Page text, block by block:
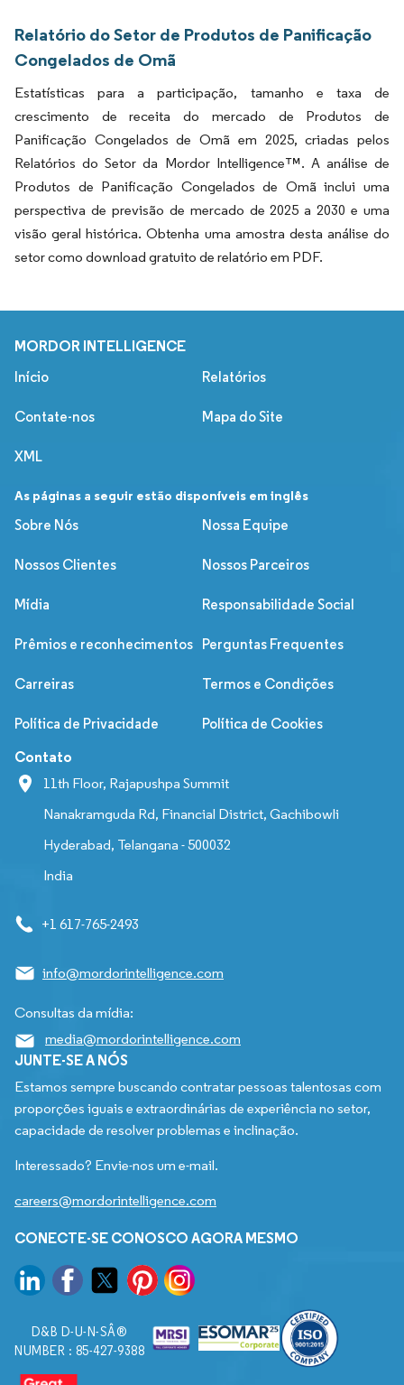
Relatório do Setor de Produtos de Panificação
Congelados de Omã
Estatísticas para a participação, tamanho e taxa de
crescimento de receita do mercado de Produtos de
Panificação Congelados de Omã em 2025, criadas pelos
Relatórios do Setor da Mordor Intelligence™. A análise de
Produtos de Panificação Congelados de Omã inclui uma
perspectiva de previsão de mercado de 2025 a 2030 e uma
visão geral histórica. Obtenha uma amostra desta análise do
setor como download gratuito de relatório em PDF.
MORDOR INTELLIGENCE
Início Relatórios
Contate-nos Mapa do Site
XML
As páginas a seguir estão disponíveis em inglês
Sobre Nós
Nossa Equipe
Nossos Clientes Nossos Parceiros
Mídia Responsabilidade Social
Prêmios e reconhecimentos Perguntas Frequentes
Carreiras Termos e Condições
Política de Privacidade Política de Cookies
Contato
11th Floor, Rajapushpa Summit
Nanakramguda Rd, Financial District, Gachibowli
Hyderabad, Telangana - 500032
India
+1 617-765-2493
info@mordorintelligence.com
Consultas da mídia:
media@mordorintelligence.com
JUNTE-SE A NÓS
Estamos sempre buscando contratar pessoas talentosas com
proporções iguais e extraordinárias de experiência no setor,
capacidade de resolver problemas e inclinação.
Interessado? Envie-nos um e-mail.
careers@mordorintelligence.com
CONECTE-SE CONOSCO AGORA MESMO
D&B D-U-N-SÂ®
NUMBER : 85-427-9388